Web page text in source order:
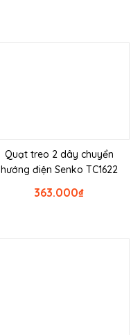
Quạt treo 2 dây chuyển
hướng điện Senko TC1622
₫
363.000